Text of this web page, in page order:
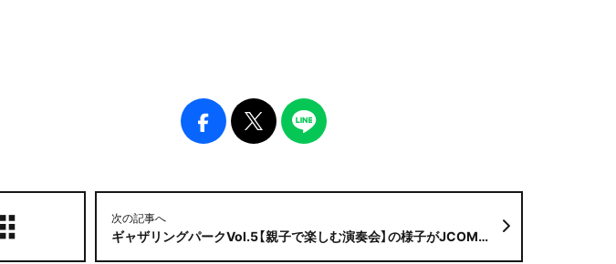
次の記事へ
ギャザリングパークVol.5【親子で楽しむ演奏会】の様子がJCOMで放映されます